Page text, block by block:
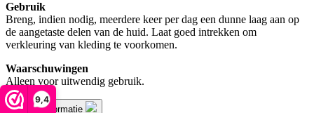
9,4
Gebruik
Breng, indien nodig, meerdere keer per dag een dunne laag aan op
de aangetaste delen van de huid. Laat goed intrekken om
verkleuring van kleding te voorkomen.
Waarschuwingen
Alleen voor uitwendig gebruik.
Productinformatie